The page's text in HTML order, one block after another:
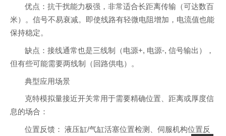
优点：抗干扰能力极强，非常适合长距离传输（可达数百
米）。信号不易衰减。即使线路有轻微电阻增加，电流值也能
保持稳定。
缺点：接线通常也是三线制（电源+, 电源-, 信号输出），
但有些可能需要两线制（回路供电）。
典型应用场景
克特模拟量接近开关常用于需要精确位置、距离或厚度信
息的场合：
位置反馈： 液压缸/气缸活塞位置检测、伺服机构位置反